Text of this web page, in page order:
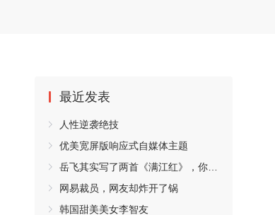
最近发表
人性逆袭绝技
优美宽屏版响应式自媒体主题
岳飞其实写了两首《满江红》，你都读过吗？
网易裁员，网友却炸开了锅
韩国甜美美女李智友